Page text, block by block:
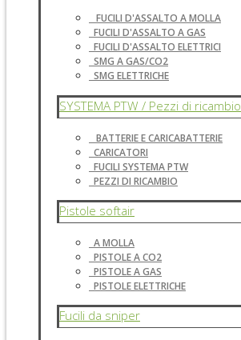
FUCILI D'ASSALTO A MOLLA
FUCILI D'ASSALTO A GAS
FUCILI D'ASSALTO ELETTRICI
SMG A GAS/CO2
SMG ELETTRICHE
SYSTEMA PTW / Pezzi di ricambio
BATTERIE E CARICABATTERIE
CARICATORI
FUCILI SYSTEMA PTW
PEZZI DI RICAMBIO
Pistole softair
A MOLLA
PISTOLE A CO2
PISTOLE A GAS
PISTOLE ELETTRICHE
Fucili da sniper